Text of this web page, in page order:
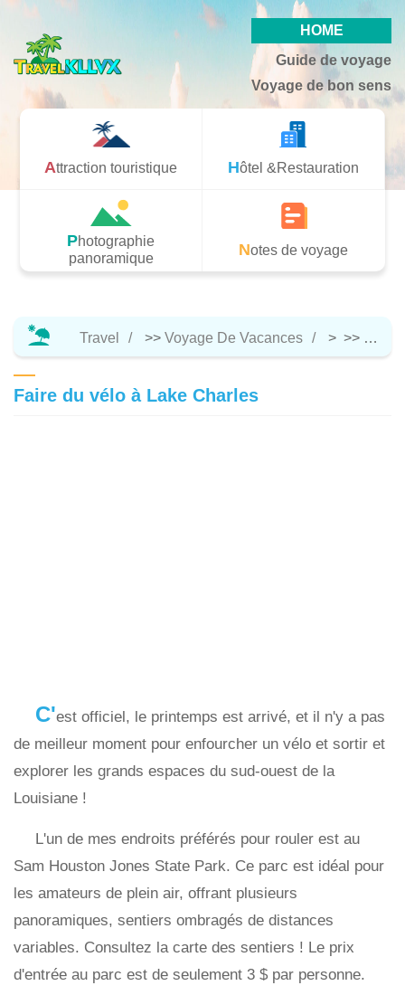
HOME
Guide de voyage
Voyage de bon sens
Attraction touristique Hôtel &Restauration
Photographie
panoramique
Notes de voyage
Travel >> Voyage De Vacances > >> Hôtel
Faire du vélo à Lake Charles
C'est officiel, le printemps est arrivé, et il n'y a pas
de meilleur moment pour enfourcher un vélo et sortir et
explorer les grands espaces du sud-ouest de la
Louisiane !
L'un de mes endroits préférés pour rouler est au
Sam Houston Jones State Park. Ce parc est idéal pour
les amateurs de plein air, offrant plusieurs
panoramiques, sentiers ombragés de distances
variables. Consultez la carte des sentiers ! Le prix
d'entrée au parc est de seulement 3 $ par personne.